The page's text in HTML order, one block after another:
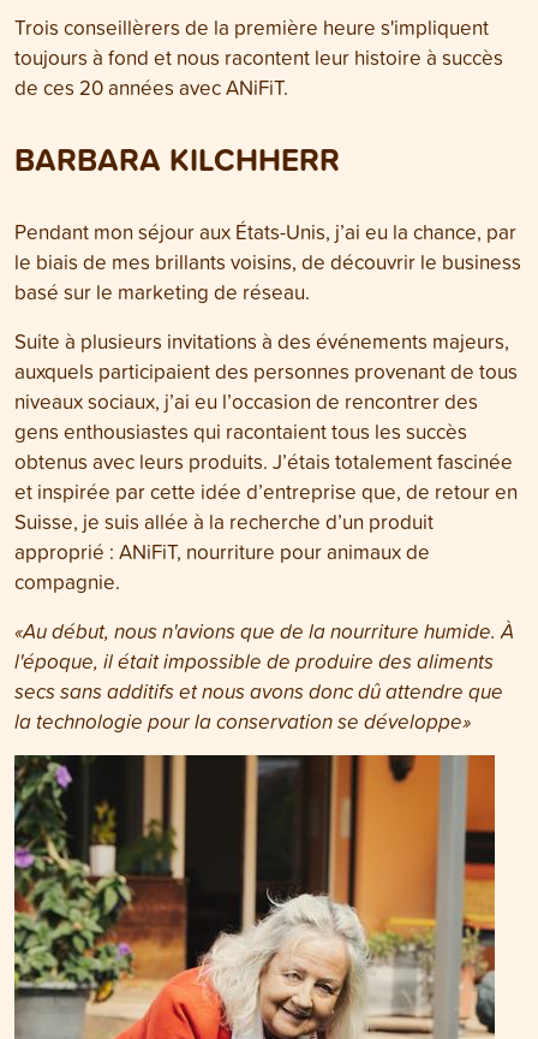
Trois conseillèrers de la première heure s'impliquent
toujours à fond et nous racontent leur histoire à succès
de ces 20 années avec ANiFiT.
BARBARA KILCHHERR
Pendant mon séjour aux États-Unis, j’ai eu la chance, par
le biais de mes brillants voisins, de découvrir le business
basé sur le marketing de réseau.
Suite à plusieurs invitations à des événements majeurs,
auxquels participaient des personnes provenant de tous
niveaux sociaux, j’ai eu l’occasion de rencontrer des
gens enthousiastes qui racontaient tous les succès
obtenus avec leurs produits. J’étais totalement fascinée
et inspirée par cette idée d’entreprise que, de retour en
Suisse, je suis allée à la recherche d’un produit
approprié : ANiFiT, nourriture pour animaux de
compagnie.
«Au début, nous n'avions que de la nourriture humide. À
l'époque, il était impossible de produire des aliments
secs sans additifs et nous avons donc dû attendre que
la technologie pour la conservation se développe»